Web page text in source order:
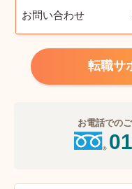
お問い合わせ
転職サ
お電話での